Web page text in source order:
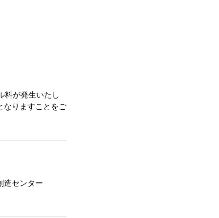
料が発生いたし
なりますことをご
造センター